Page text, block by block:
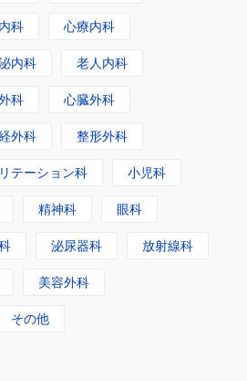
科 心療内科
内科 老人内科
科 心臓外科
外科 整形外科
テーション科 小児科
精神科 眼科
泌尿器科 放射線科
美容外科
その他